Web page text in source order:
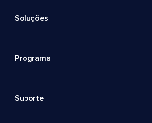
Soluções
Programa
Suporte